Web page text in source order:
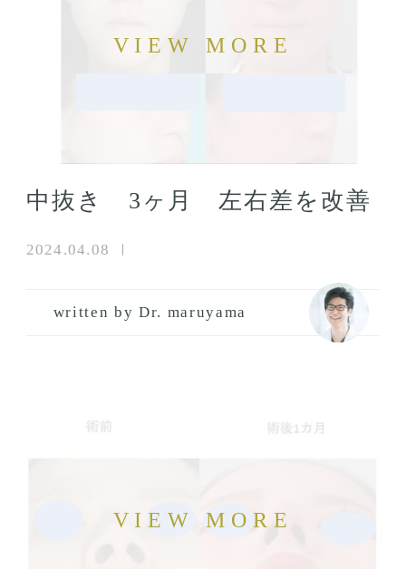
中抜き 3ヶ月 左右差を改善
2024.04.08
written by Dr. maruyama